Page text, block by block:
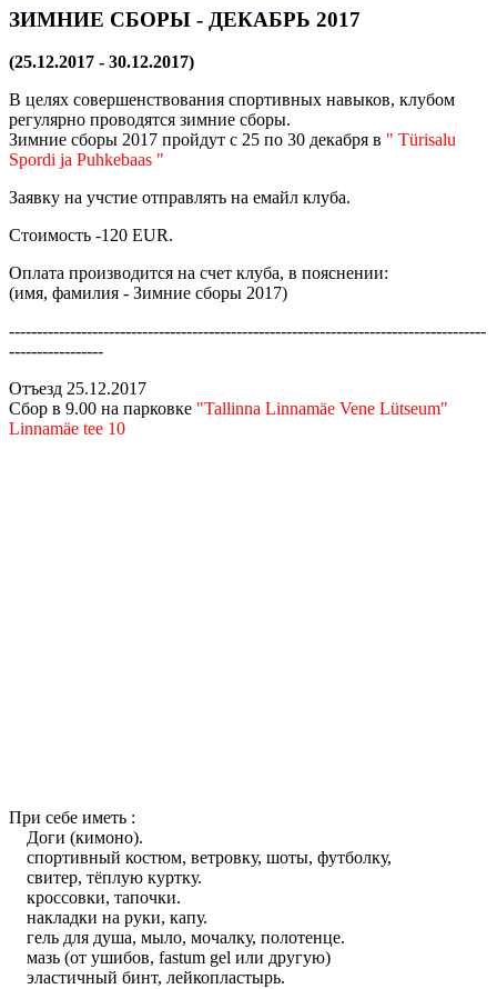
ЗИМНИЕ СБОРЫ - ДЕКАБРЬ 2017
(25.12.2017 - 30.12.2017)
В целях совершенствования спортивных навыков, клубом
регулярно проводятся зимние сборы.
Зимние сборы 2017 пройдут с 25 по 30 декабря в " Türisalu
Spordi ja Puhkebaas "
Заявку на учстие отправлять на емайл клуба.
Стоимость -120 EUR.
Оплата производится на счет клуба, в пояснении:
(имя, фамилия - Зимние сборы 2017)
--------------------------------------------------------------------------------------
-----------------
Отъезд 25.12.2017
Сбор в 9.00 на парковке "Tallinna Linnamäe Vene Lütseum"
Linnamäe tee 10
При себе иметь :
Доги (кимоно).
спортивный костюм, ветровку, шоты, футболку,
cвитер, тёплую куртку.
кроссовки, тапочки.
накладки на руки, капу.
гель для душа, мыло, мочалку, полотенце.
мазь (от ушибов, fastum gel или другую)
эластичный бинт, лейкопластырь.